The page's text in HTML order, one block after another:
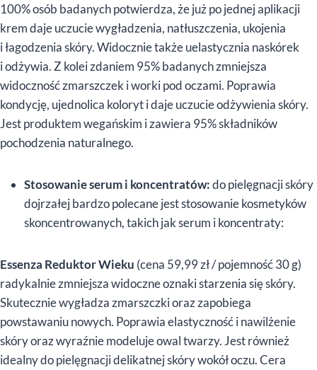
100% osób badanych potwierdza, że już po jednej aplikacji
krem daje uczucie wygładzenia, natłuszczenia, ukojenia
i łagodzenia skóry. Widocznie także uelastycznia naskórek
i odżywia. Z kolei zdaniem 95% badanych zmniejsza
widoczność zmarszczek i worki pod oczami. Poprawia
kondycję, ujednolica koloryt i daje uczucie odżywienia skóry.
Jest produktem wegańskim i zawiera 95% składników
pochodzenia naturalnego.
Stosowanie serum i koncentratów:do pielęgnacji skóry
dojrzałej bardzo polecane jest stosowanie kosmetyków
skoncentrowanych, takich jak serum i koncentraty:
Essenza Reduktor Wieku (cena 59,99 zł / pojemność 30 g)
radykalnie zmniejsza widoczne oznaki starzenia się skóry.
Skutecznie wygładza zmarszczki oraz zapobiega
powstawaniu nowych. Poprawia elastyczność i nawilżenie
skóry oraz wyraźnie modeluje owal twarzy. Jest również
idealny do pielęgnacji delikatnej skóry wokół oczu. Cera